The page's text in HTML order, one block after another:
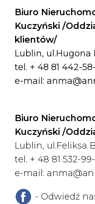
Biuro
Kuczyński /
klientów/
Lublin, ul.Hugona
tel. + 48 81 442-
e-mail:
Biuro
Kuczyński /
Lublin, ul.Feliksa
tel. + 48 81 532-
e-mail:
- Odwiedź